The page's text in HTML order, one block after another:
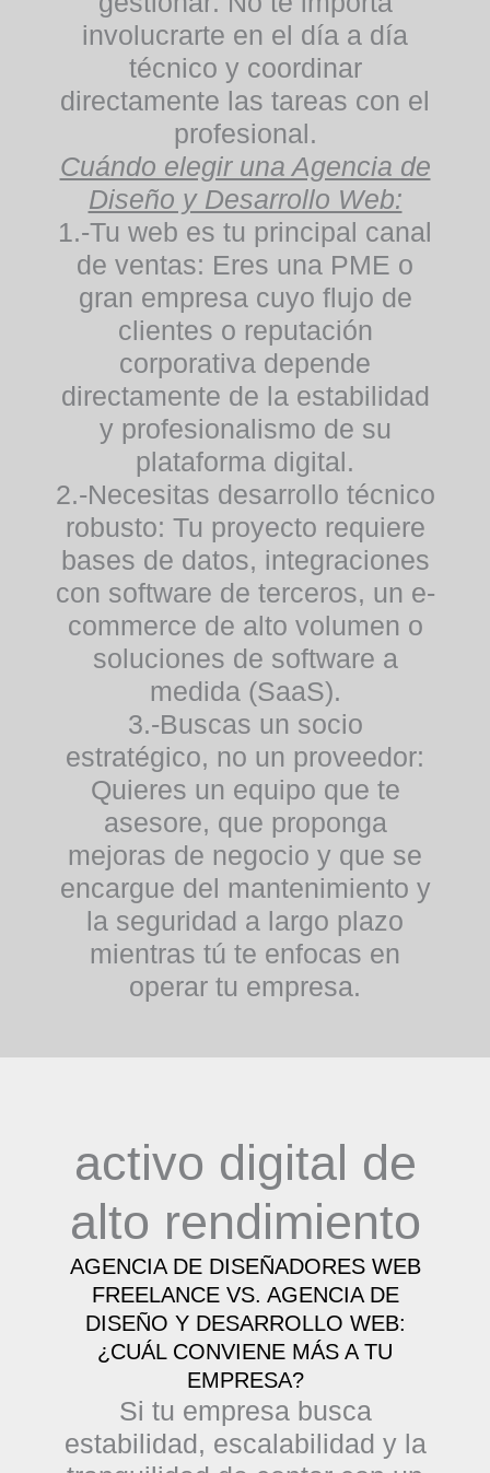
involucrarte en el día a día
técnico y coordinar
directamente las tareas con el
profesional.
Cuándo elegir una Agencia de
Diseño y Desarrollo Web:
1.-Tu web es tu principal canal
de ventas: Eres una PME o
gran empresa cuyo flujo de
clientes o reputación
corporativa depende
directamente de la estabilidad
y profesionalismo de su
plataforma digital.
2.-Necesitas desarrollo técnico
robusto: Tu proyecto requiere
bases de datos, integraciones
con software de terceros, un e-
commerce de alto volumen o
soluciones de software a
medida (SaaS).
3.-Buscas un socio
estratégico, no un proveedor:
Quieres un equipo que te
asesore, que proponga
mejoras de negocio y que se
encargue del mantenimiento y
la seguridad a largo plazo
mientras tú te enfocas en
operar tu empresa.
activo digital de
alto rendimiento
AGENCIA DE DISEÑADORES WEB
FREELANCE VS. AGENCIA DE
DISEÑO Y DESARROLLO WEB:
¿CUÁL CONVIENE MÁS A TU
EMPRESA?
Si tu empresa busca
estabilidad, escalabilidad y la